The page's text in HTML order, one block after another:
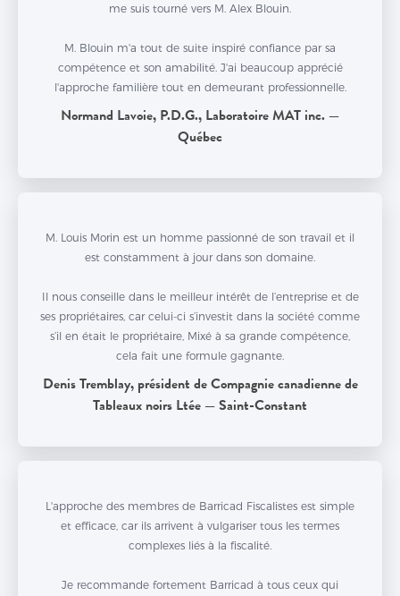
me suis tourné vers M. Alex Blouin.
M. Blouin m'a tout de suite inspiré confiance par sa
compétence et son amabilité. J'ai beaucoup apprécié
l'approche familière tout en demeurant professionnelle.
Normand Lavoie, P.D.G., Laboratoire MAT inc. —
Québec
M. Louis Morin est un homme passionné de son travail et il
est constamment à jour dans son domaine.
Il nous conseille dans le meilleur intérêt de l’entreprise et de
ses propriétaires, car celui-ci s’investit dans la société comme
s’il en était le propriétaire, Mixé à sa grande compétence,
cela fait une formule gagnante.
Denis Tremblay, président de Compagnie canadienne de
Tableaux noirs Ltée — Saint-Constant
L'approche des membres de Barricad Fiscalistes est simple
et efficace, car ils arrivent à vulgariser tous les termes
complexes liés à la fiscalité.
Je recommande fortement Barricad à tous ceux qui